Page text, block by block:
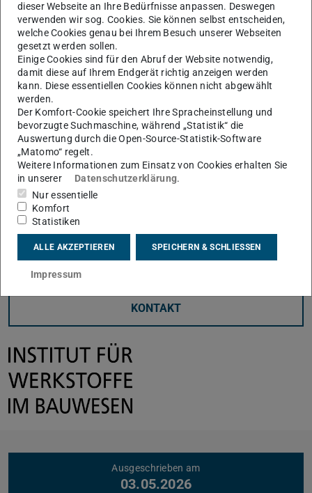
the ConSensor, the “beginning and end of setting time”
can be determined accurately and practically on the
construction site.
Literature shows that electrical conductivity, and in
particular its derivative (dG/dt), provides an accurate
indication of, among other things, the times of initial and
final
setting. In these studies, conductivity measurements and
their derivatives were compared with measurements of
the stiffening of cement paste using a Vicat apparatus.
Thesis Project Description
Kerndaten
KONTAKT
Ausgeschrieben am
03.05.2026
dieser Webseite an Ihre Bedürfnisse anpassen. Deswegen
verwenden wir sog. Cookies. Sie können selbst entscheiden,
welche Cookies genau bei Ihrem Besuch unserer Webseiten
gesetzt werden sollen.
Einige Cookies sind für den Abruf der Website notwendig,
damit diese auf Ihrem Endgerät richtig anzeigen werden
kann. Diese essentiellen Cookies können nicht abgewählt
werden.
Der Komfort-Cookie speichert Ihre Spracheinstellung und
bevorzugte Suchmaschine, während „Statistik“ die
Auswertung durch die Open-Source-Statistik-Software
„Matomo“ regelt.
Weitere Informationen zum Einsatz von Cookies erhalten Sie
in unserer
Datenschutzerklärung.
Nur essentielle
Komfort
Statistiken
ALLE AKZEPTIEREN SPEICHERN & SCHLIESSEN
Impressum